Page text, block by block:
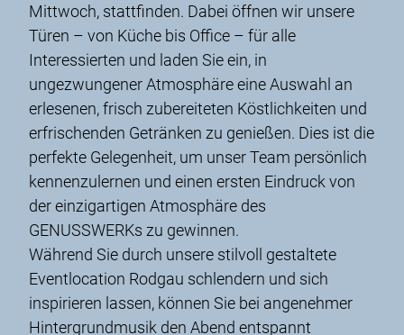
Mittwoch, stattfinden. Dabei öffnen wir unsere
Türen – von Küche bis Office – für alle
Interessierten und laden Sie ein, in
ungezwungener Atmosphäre eine Auswahl an
erlesenen, frisch zubereiteten Köstlichkeiten und
erfrischenden Getränken zu genießen. Dies ist die
perfekte Gelegenheit, um unser Team persönlich
kennenzulernen und einen ersten Eindruck von
der einzigartigen Atmosphäre des
GENUSSWERKs zu gewinnen.
Während Sie durch unsere stilvoll gestaltete
Eventlocation Rodgau schlendern und sich
inspirieren lassen, können Sie bei angenehmer
Hintergrundmusik den Abend entspannt